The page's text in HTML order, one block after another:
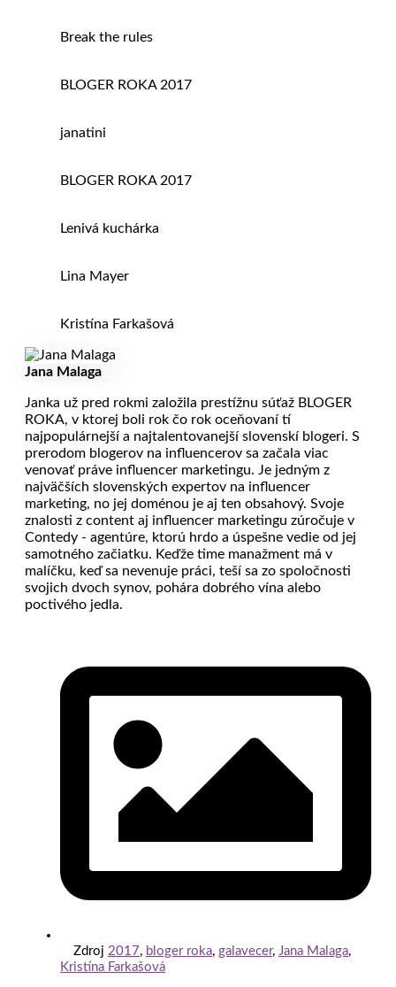
Break the rules
BLOGER ROKA 2017
janatini
BLOGER ROKA 2017
Lenivá kuchárka
Lina Mayer
Kristína Farkašová
Jana Malaga
Janka už pred rokmi založila prestížnu súťaž BLOGER
ROKA, v ktorej boli rok čo rok oceňovaní tí
najpopulárnejší a najtalentovanejší slovenskí blogeri. S
prerodom blogerov na influencerov sa začala viac
venovať práve influencer marketingu. Je jedným z
najväčších slovenských expertov na influencer
marketing, no jej doménou je aj ten obsahový. Svoje
znalosti z content aj influencer marketingu zúročuje v
Contedy - agentúre, ktorú hrdo a úspešne vedie od jej
samotného začiatku. Keďže time manažment má v
malíčku, keď sa nevenuje práci, teší sa zo spoločnosti
svojich dvoch synov, pohára dobrého vína alebo
poctivého jedla.
Zdroj 2017, bloger roka, galavecer, Jana Malaga,
Kristína Farkašová